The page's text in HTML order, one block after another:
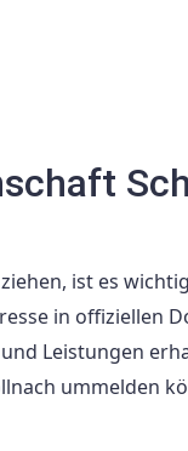
ist es
in offiziellen
Leistungen
ummelden